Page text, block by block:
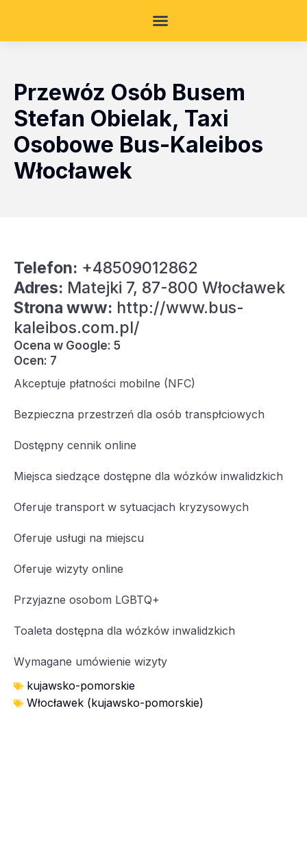
Przewóz Osób Busem
Stefan Obielak, Taxi
Osobowe Bus-Kaleibos
Włocławek
Telefon: +48509012862
Adres: Matejki 7, 87-800 Włocławek
Strona www: http://www.bus-
kaleibos.com.pl/
Ocena w Google: 5
Ocen: 7
Akceptuje płatności mobilne (NFC)
Bezpieczna przestrzeń dla osób transpłciowych
Dostępny cennik online
Miejsca siedzące dostępne dla wózków inwalidzkich
Oferuje transport w sytuacjach kryzysowych
Oferuje usługi na miejscu
Oferuje wizyty online
Przyjazne osobom LGBTQ+
Toaleta dostępna dla wózków inwalidzkich
Wymagane umówienie wizyty
kujawsko-pomorskie
Włocławek (kujawsko-pomorskie)